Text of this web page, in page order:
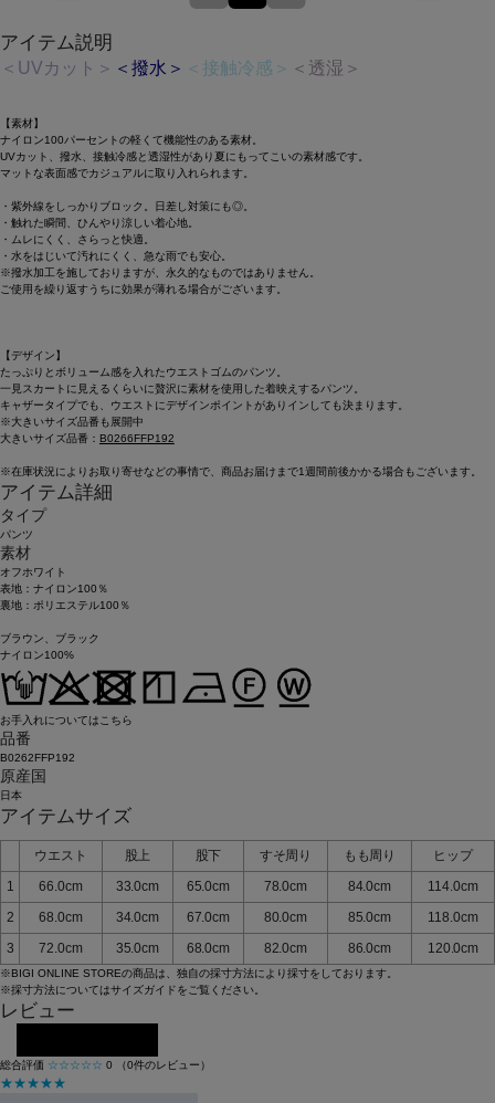
アイテム説明
＜UVカット＞ ＜撥水＞ ＜接触冷感＞ ＜透湿＞
【素材】
ナイロン100パーセントの軽くて機能性のある素材。
UVカット、撥水、接触冷感と透湿性があり夏にもってこいの素材感です。
マットな表面感でカジュアルに取り入れられます。
・紫外線をしっかりブロック。日差し対策にも◎。
・触れた瞬間、ひんやり涼しい着心地。
・ムレにくく、さらっと快適。
・水をはじいて汚れにくく、急な雨でも安心。
※撥水加工を施しておりますが、永久的なものではありません。
ご使用を繰り返すうちに効果が薄れる場合がございます。
【デザイン】
たっぷりとボリューム感を入れたウエストゴムのパンツ。
一見スカートに見えるくらいに贅沢に素材を使用した着映えするパンツ。
キャザータイプでも、ウエストにデザインポイントがありインしても決まります。
※大きいサイズ品番も展開中
大きいサイズ品番： B0266FFP192
※在庫状況によりお取り寄せなどの事情で、商品お届けまで1週間前後かかる場合もございます。
アイテム詳細
タイプ
パンツ
素材
オフホワイト
表地：ナイロン100％
裏地：ポリエステル100％
ブラウン、ブラック
ナイロン100%
お手入れについてはこちら
品番
B0262FFP192
原産国
日本
アイテムサイズ
ウエスト 股上 股下 すそ周り もも周り
ヒップ
1
66.0cm 33.0cm 65.0cm 78.0cm 84.0cm
114.0cm
2
68.0cm 34.0cm 67.0cm 80.0cm 85.0cm
118.0cm
3
72.0cm 35.0cm 68.0cm 82.0cm 86.0cm 120.0cm
※BIGI ONLINE STOREの商品は、独自の採寸方法により採寸をしております。
※採寸方法についてはサイズガイドをご覧ください。
レビュー
総合評価 ☆☆☆☆☆ 0 （0件のレビュー）
★★★★★